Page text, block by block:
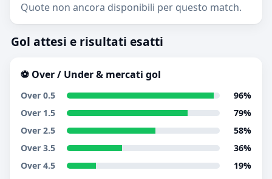
Quote non ancora disponibili per questo match.
Gol attesi e risultati esatti
⚽ Over / Under & mercati gol
Over 0.5
96%
Over 1.5
79%
Over 2.5
58%
Over 3.5
36%
Over 4.5
19%